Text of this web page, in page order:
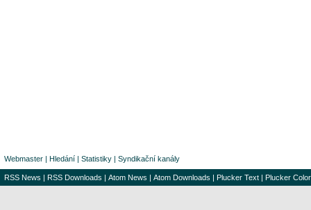
Webmaster | Hledání | Statistiky | Syndikační kanály
RSS News | RSS Downloads | Atom News | Atom Downloads | Plucker Text | Plucker Color